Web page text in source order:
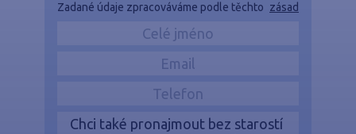
Zadané údaje zpracováváme podle těchto zásad